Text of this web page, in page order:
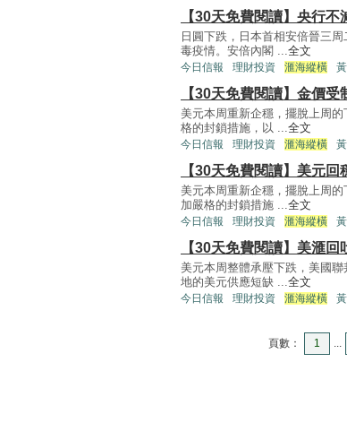
【30天免費閱讀】央行
日圓下跌，日本首相安倍晉三
毒疫情。安倍內閣 ...全文
今日信報 理財投資 滙海縱橫
【30天免費閱讀】金價受
美元本周重新企穩，擺脫上周
格的封鎖措施，以 ...全文
今日信報 理財投資 滙海縱橫
【30天免費閱讀】美元
美元本周重新企穩，擺脫上周
加嚴格的封鎖措施 ...全文
今日信報 理財投資 滙海縱橫
【30天免費閱讀】美滙
美元本周整體承壓下跌，美國
地的美元供應短缺 ...全文
今日信報 理財投資 滙海縱橫
頁數： 1 ...